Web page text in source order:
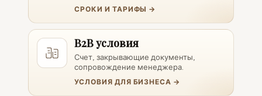
СРОКИ И ТАРИФЫ →
B2B условия
Счет, закрывающие документы,
сопровождение менеджера.
УСЛОВИЯ ДЛЯ БИЗНЕСА →